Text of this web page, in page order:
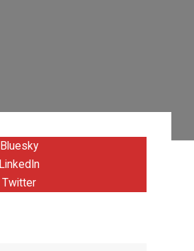
Bluesky
LinkedIn
Twitter